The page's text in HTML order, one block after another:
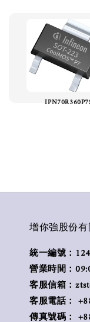
增你強股份
統一編號：
營業時間：
客服信箱：
客服電話：
傳真號碼：